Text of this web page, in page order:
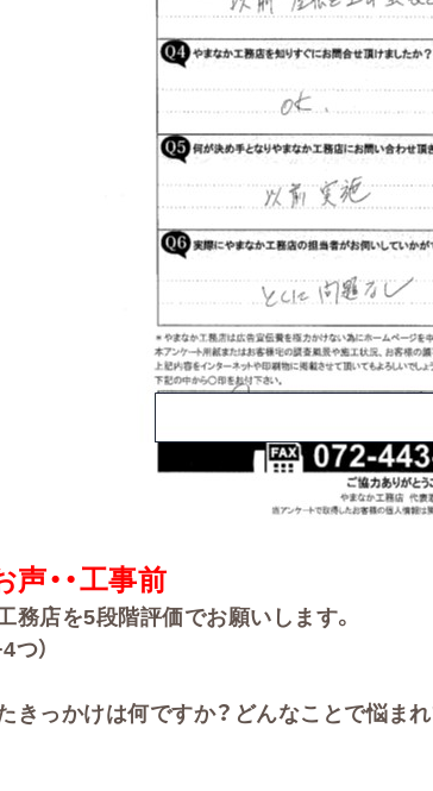
・・工事前
務店を5段階評価でお願いします。
つ）
きっかけは何ですか？どんなことで悩ま